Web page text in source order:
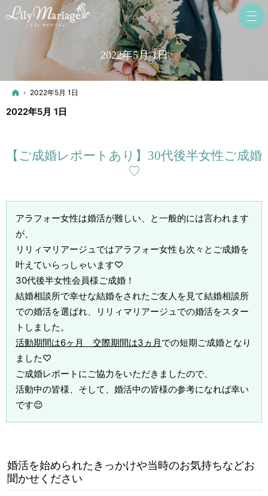
2022年5月 1日
ホーム
2022年5月 1日
2022年5月 1日
【ご成婚レポートあり】30代後半女性ご成婚
♡
アラフォー女性は婚活が難しい、と一般的には言われます
が、
リリィマリアージュではアラフォー女性も次々とご成婚を
叶えていらっしゃいます♡
30代後半女性会員様ご成婚！
結婚相談所で幸せな結婚をされたご友人を見て結婚相談所
での婚活を選ばれ、リリィマリアージュでの婚活をスター
トしました。
活動期間は6ヶ月 交際期間は3ヵ月 での短期ご成婚となり
ました♡
ご成婚レポートにご協力をいただきましたので、
活動中の皆様、そして、婚活中の皆様の参考になれば幸い
です😌
婚活を始められたきっかけや当時のお気持ちなどお
聞かせください